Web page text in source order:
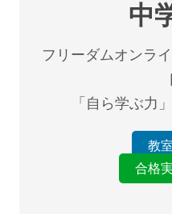
中
フリーダムオンラ
「自ら学ぶ力
教
合格